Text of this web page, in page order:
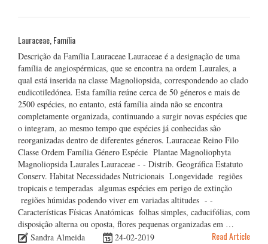
Lauraceae, Família
Descrição da Família Lauraceae Lauraceae é a designação de uma
família de angiospérmicas, que se encontra na ordem Laurales, a
qual está inserida na classe Magnoliopsida, correspondendo ao clado
eudicotiledónea. Esta família reúne cerca de 50 géneros e mais de
2500 espécies, no entanto, está família ainda não se encontra
completamente organizada, continuando a surgir novas espécies que
o integram, ao mesmo tempo que espécies já conhecidas são
reorganizadas dentro de diferentes géneros. Lauraceae Reino Filo
Classe Ordem Família Género Espécie Plantae Magnoliophyta
Magnoliopsida Laurales Lauraceae - - Distrib. Geográfica Estatuto
Conserv. Habitat Necessidades Nutricionais Longevidade regiões
tropicais e temperadas algumas espécies em perigo de extinção
regiões húmidas podendo viver em variadas altitudes - -
Características Físicas Anatómicas folhas simples, caducifólias, com
disposição alterna ou oposta, flores pequenas organizadas em …
Sandra Almeida
24-02-2019 Read Article